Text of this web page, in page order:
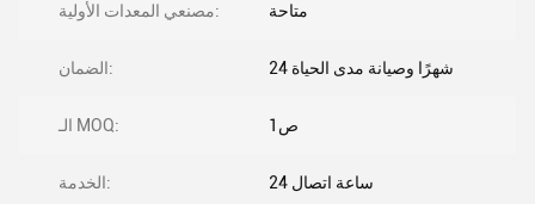
مصنعي المعدات الأولية: متاحة
الضمان: 24 شهرًا وصيانة مدى الحياة
الـ MOQ: 1ص
الخدمة: 24 ساعة اتصال